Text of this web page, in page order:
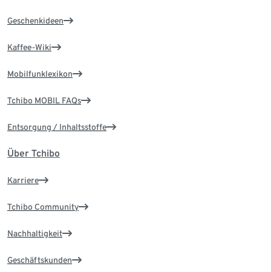
Geschenkideen
Kaffee-Wiki
Mobilfunklexikon
Tchibo MOBIL FAQs
Entsorgung / Inhaltsstoffe
Über Tchibo
Karriere
Tchibo Community
Nachhaltigkeit
Geschäftskunden